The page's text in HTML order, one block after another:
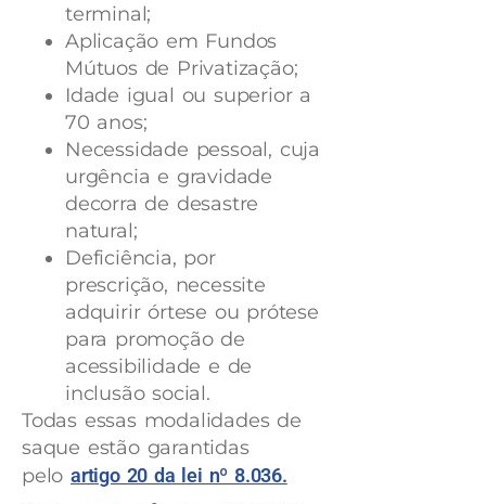
terminal;
Aplicação em Fundos
Mútuos de Privatização;
Idade igual ou superior a
70 anos;
Necessidade pessoal, cuja
urgência e gravidade
decorra de desastre
natural;
Deficiência, por
prescrição, necessite
adquirir órtese ou prótese
para promoção de
acessibilidade e de
inclusão social.
Todas essas modalidades de
saque estão garantidas
pelo artigo 20 da lei nº 8.036.